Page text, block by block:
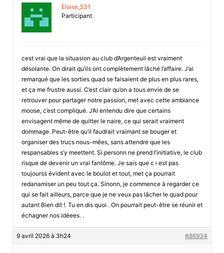
Eloise_531
Participant
cest vrai que la situasion au club d’Argenteuil est vraiment
désolante. On dirait qu’ils ont complètement lâché l’affaire. J’ai
remarqué que les sorties quad se faisaient de plus en plus rares,
et ça me frustre aussi. C’est clair qu’on a tous envie de se
retrouver pour partager notre passion, met avec cette ambiance
moose, c’est compliqué. J’AI entendu dire que certains
envisagent même de quitter le naire, ce qui serait vraiment
dommage. Peut-être qu’il faudrait vraimant se bouger et
organiser des trucs nous-mêes, sans attendre que les
respansables s’y meettent. Si personn ne prend l’initiative, le club
risque de devenir un vrai fantôme. Je sais que c♀est pas
toujourss évident avec le boulot et tout, met ça pourrait
redanamiser un peu tout ça. Sinonn, je commence à regarder ce
qui se fait ailleurs, parce que je ne veux pas lâcher le quad pour
autant Bien dit !. Tu en dis quoi . On pourrait peut-être se réunir et
échagner nos idéees. .
9 avril 2026 à 3h24 #86934